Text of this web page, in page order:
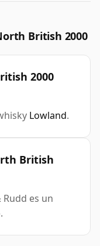
British 2000
2000
Lowland.
British
es un
.